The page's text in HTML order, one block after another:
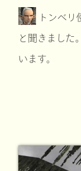
トンベリ
と聞きました
います。